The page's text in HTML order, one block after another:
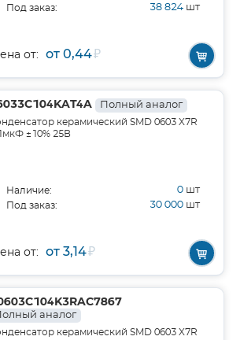
Под заказ: 38 824 шт
от: от 0,44₽
Полный аналог
керамический SMD 0603 X7R
±10% 25В
Наличие: 0 шт
Под заказ: 30 000 шт
от: от 3,14₽
аналог
керамический SMD 0603 X7R